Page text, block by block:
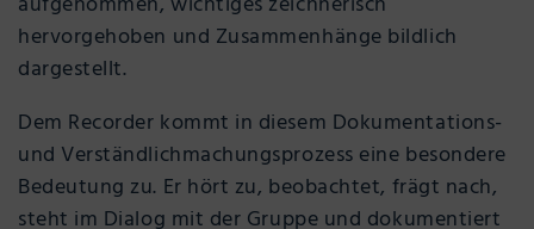
hervorgehoben und Zusammenhänge bildlich
dargestellt.
Dem Recorder kommt in diesem Dokumentations-
und Verständlichmachungsprozess eine besondere
Bedeutung zu. Er hört zu, beobachtet, frägt nach,
steht im Dialog mit der Gruppe und dokumentiert